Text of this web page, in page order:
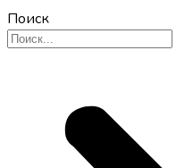
Поиск